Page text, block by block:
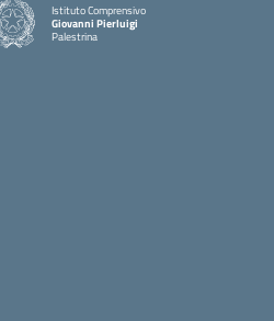
Istituto Comprensivo
Giovanni Pierluigi
Palestrina